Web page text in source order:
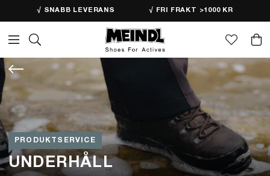
√ SNABB LEVERANS √ FRI FRAKT >1000 KR
PRODUKTSERVICE
UNDERHÅLL